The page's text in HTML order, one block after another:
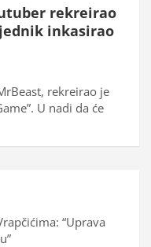
rekreirao
inkasirao
rekreirao je
U nadi da će
“Uprava